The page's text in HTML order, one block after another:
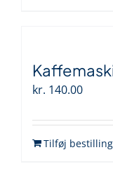
kr. 140.00
Tilføj bestilling